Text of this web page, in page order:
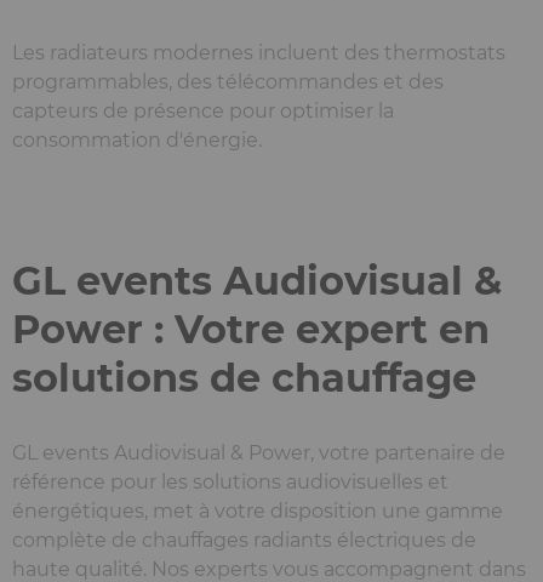
Les radiateurs modernes incluent des thermostats
programmables, des télécommandes et des
capteurs de présence pour optimiser la
consommation d'énergie.
GL events Audiovisual &
Power : Votre expert en
solutions de chauffage
GL events Audiovisual & Power, votre partenaire de
référence pour les solutions audiovisuelles et
énergétiques, met à votre disposition une gamme
complète de chauffages radiants électriques de
haute qualité. Nos experts vous accompagnent dans